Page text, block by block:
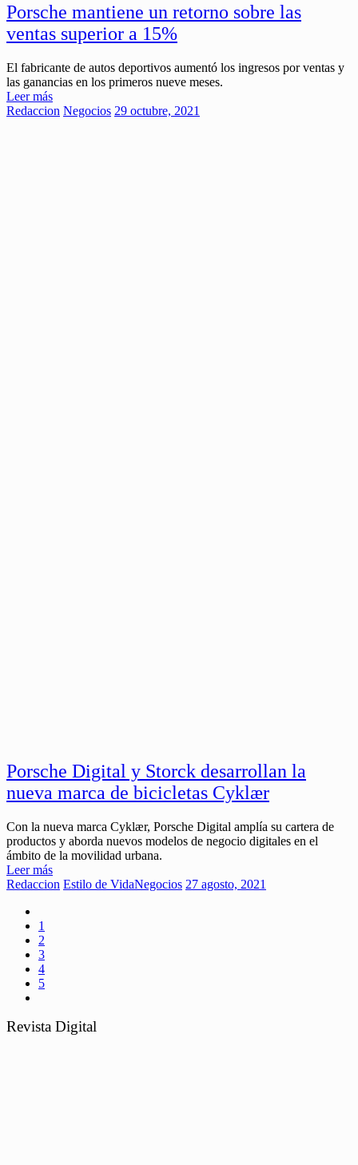
Porsche mantiene un retorno sobre las
ventas superior a 15%
El fabricante de autos deportivos aumentó los ingresos por ventas y
las ganancias en los primeros nueve meses.
Leer más
Redaccion Negocios 29 octubre, 2021
Porsche Digital y Storck desarrollan la
nueva marca de bicicletas Cyklær
Con la nueva marca Cyklær, Porsche Digital amplía su cartera de
productos y aborda nuevos modelos de negocio digitales en el
ámbito de la movilidad urbana.
Leer más
Redaccion Estilo de VidaNegocios 27 agosto, 2021
1
2
3
4
5
Revista Digital